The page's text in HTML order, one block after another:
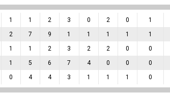
1 1 2 3 0 2 0 1
2 7 9 1 1 1 1 1
1 1 2 3 2 2 0 0
1 5 6 7 4 0 0 0
0 4 4 3 1 1 1 0